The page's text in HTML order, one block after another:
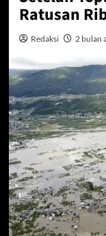
Ratusan
Redaksi 2 bulan